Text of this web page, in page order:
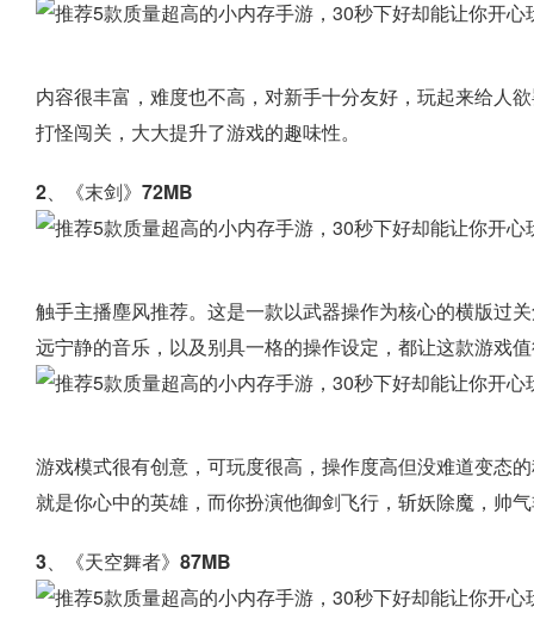
内容很丰富，难度也不高，对新手十分友好，玩起来给人
打怪闯关，大大提升了游戏的趣味性。
2、《末剑》72MB
触手主播塵风推荐。这是一款以武器操作为核心的横版过
远宁静的音乐，以及别具一格的操作设定，都让这款游戏
游戏模式很有创意，可玩度很高，操作度高但没难道变态
就是你心中的英雄，而你扮演他御剑飞行，斩妖除魔，帅
3、《天空舞者》87MB